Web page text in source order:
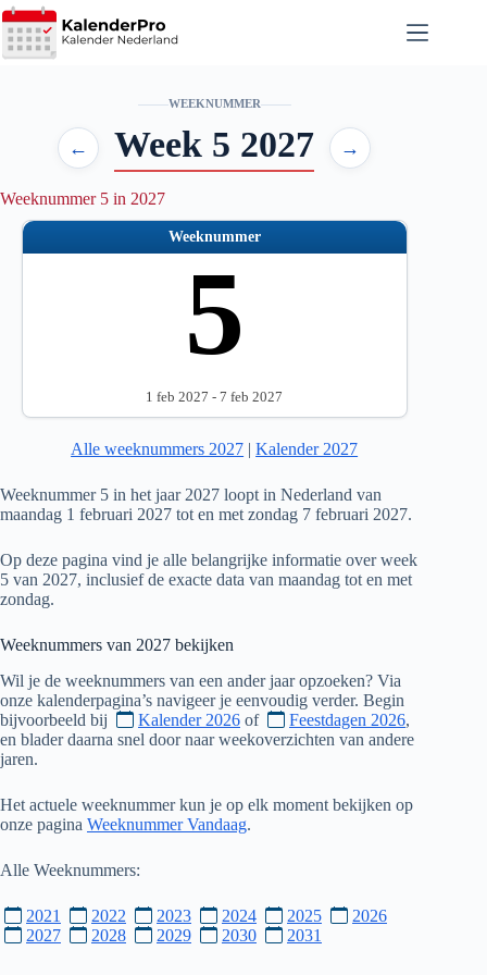
Ga
naar
de
WEEKNUMMER
← Week 5 2027 →
Weeknummer 5 in 2027
Weeknummer
5
1 feb 2027 - 7 feb 2027
Alle weeknummers 2027 |Kalender 2027
Weeknummer 5 in het jaar 2027 loopt in Nederland van
maandag 1 februari 2027 tot en met zondag 7 februari 2027.
Op deze pagina vind je alle belangrijke informatie over week
5 van 2027, inclusief de exacte data van maandag tot en met
zondag.
Weeknummers van 2027 bekijken
Wil je de weeknummers van een ander jaar opzoeken? Via
onze kalenderpagina’s navigeer je eenvoudig verder. Begin
bijvoorbeeld bij
Kalender 2026 of Feestdagen 2026,
en blader daarna snel door naar weekoverzichten van andere
jaren.
Het actuele weeknummer kun je op elk moment bekijken op
onze pagina Weeknummer Vandaag.
Alle Weeknummers:
2021 2022 2023 2024 2025
2026
2027
2028 2029 2030 2031